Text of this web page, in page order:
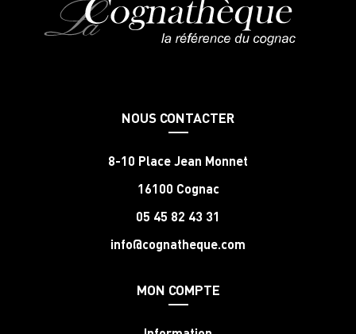
NOUS CONTACTER
8-10 Place Jean Monnet
16100 Cognac
05 45 82 43 31
info@cognatheque.com
MON COMPTE